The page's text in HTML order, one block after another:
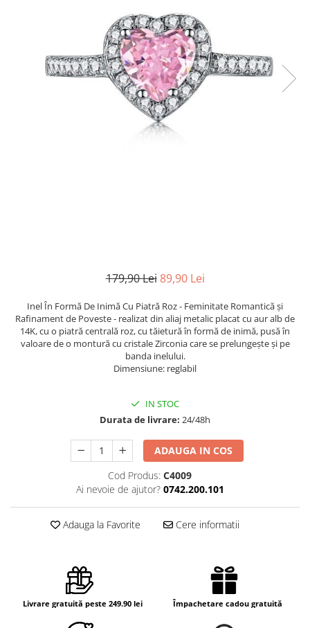
179,90 Lei 89,90 Lei
Inel În Formă De Inimă Cu Piatră Roz - Feminitate Romantică și
Rafinament de Poveste - realizat din aliaj metalic placat cu aur alb de
14K, cu o piatră centrală roz, cu tăietură în formă de inimă, pusă în
valoare de o montură cu cristale Zirconia care se prelungește și pe
banda inelului.
Dimensiune: reglabil
IN STOC
Durata de livrare: 24/48h
ADAUGA IN COS
Cod Produs: C4009
Ai nevoie de ajutor? 0742.200.101
Adauga la Favorite Cere informatii
Livrare gratuită peste 249.90 lei Împachetare cadou gratuită